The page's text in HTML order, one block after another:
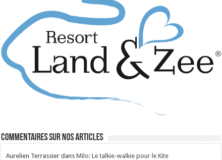
Commentaires sur nos articles
Aurelien Terrassier dansMilo: Le talkie-walkie pour le Kite